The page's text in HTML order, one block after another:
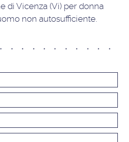
di Vicenza (Vi) per donna
non autosufficiente.